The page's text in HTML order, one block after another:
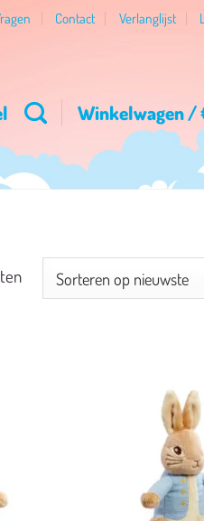
Contact Verlanglijst
Winkelwagen /
Gesorteerd